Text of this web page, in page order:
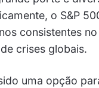
o S&P
consistentes
crises globais.
uma opção